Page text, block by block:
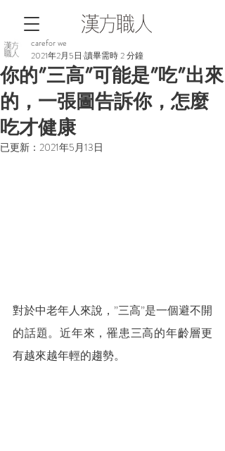
你的”三高”可能是”吃”出來
的，一張圖告訴你，怎麼
吃才健康
carefor we
2021年2月5日 讀畢需時 2 分鐘
已更新： 2021年5月13日
對於中老年人來說，”三高”是一個避不開
的話題。近年來，罹患三高的年齡層更
有越來越年輕的趨勢。